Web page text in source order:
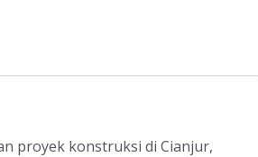
proyek konstruksi di Cianjur,